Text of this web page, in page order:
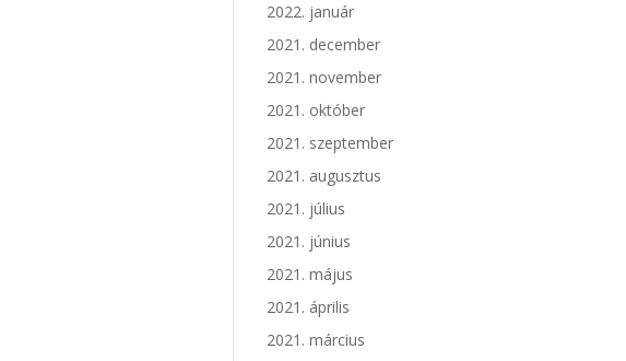
2022. január
2021. december
2021. november
2021. október
2021. szeptember
2021. augusztus
2021. július
2021. június
2021. május
2021. április
2021. március